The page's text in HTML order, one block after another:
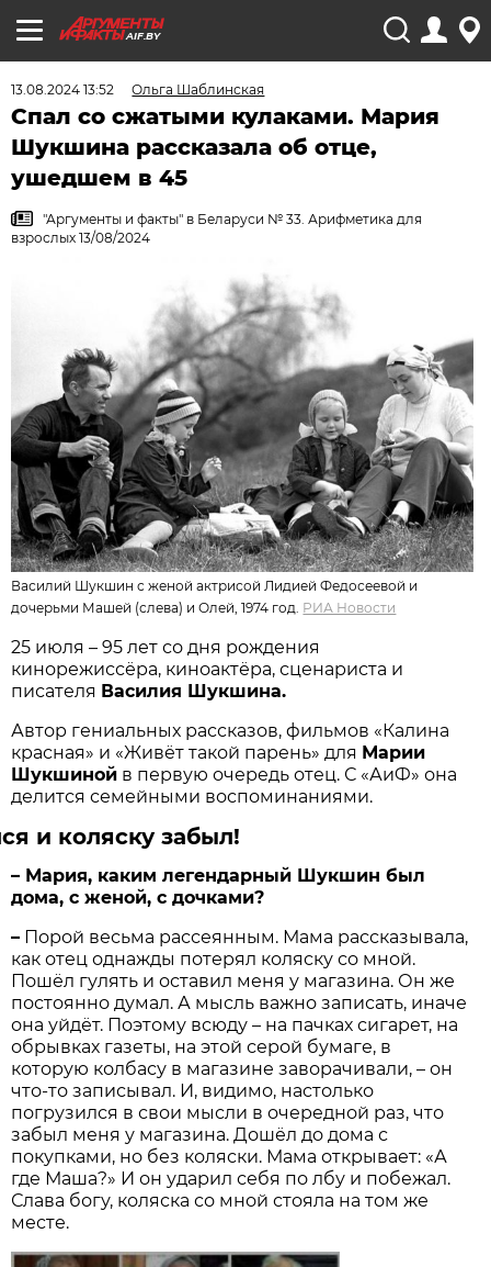
AIF.BY
13.08.2024 13:52 Ольга Шаблинская
Спал со сжатыми кулаками. Мария
Шукшина рассказала об отце,
ушедшем в 45
"Аргументы и факты" в Беларуси № 33. Арифметика для
взрослых 13/08/2024
Василий Шукшин с женой актрисой Лидией Федосеевой и
дочерьми Машей (слева) и Олей, 1974 год. РИА Новости
25 июля – 95 лет со дня рождения
кинорежиссёра, киноактёра, сценариста и
писателя Василия Шукшина.
Автор гениальных рассказов, фильмов «Калина
красная» и «Живёт такой парень» для Марии
Шукшиной в первую очередь отец. С «АиФ» она
делится семейными воспоминаниями.
и коляску забыл!
– Мария, каким легендарный Шукшин был
дома, с женой, с дочками?
– Порой весьма рассеянным. Мама рассказывала,
как отец однажды потерял коляску со мной.
Пошёл гулять и оставил меня у магазина. Он же
постоянно думал. А мысль важно записать, иначе
она уйдёт. Поэтому всюду – на пачках сигарет, на
обрывках газеты, на этой серой бумаге, в
которую колбасу в магазине заворачивали, – он
что-то записывал. И, видимо, настолько
погрузился в свои мысли в очередной раз, что
забыл меня у магазина. Дошёл до дома с
покупками, но без коляски. Мама открывает: «А
где Маша?» И он ударил себя по лбу и побежал.
Слава богу, коляска со мной стояла на том же
месте.